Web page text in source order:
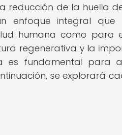
reducción de la huella
enfoque integral que
humana como para
regenerativa y la
es fundamental para
se explorará